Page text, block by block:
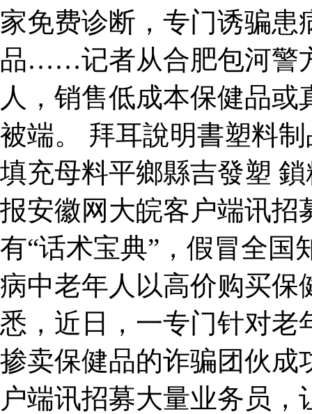
家免费诊断，专门诱骗
品……记者从合肥包河警
人，销售低成本保健品
被端。 拜耳說明書塑料
填充母料平鄉縣吉發塑
报安徽网大皖客户端讯招
有“话术宝典”，假冒全国
病中老年人以高价购买
悉，近日，一专门针对老
掺卖保健品的诈骗团伙成
户端讯招募大量业务员，